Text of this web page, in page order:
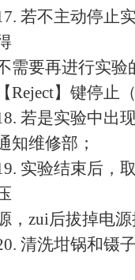
若不主动停止
需要再进行实验
【Reject】键停
若是实验中出
知维修部；
实验结束后，
，zui后拔掉电
清洗坩锅和镊